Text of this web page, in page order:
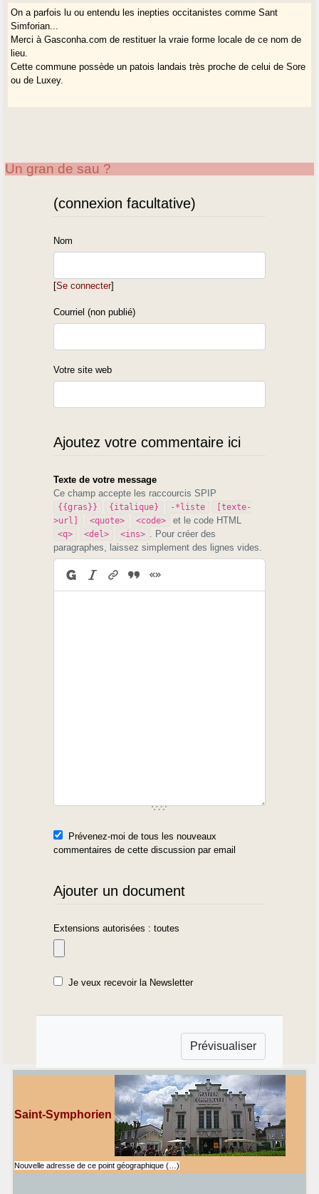
On a parfois lu ou entendu les inepties occitanistes comme Sant
Simforian...
Merci à Gasconha.com de restituer la vraie forme locale de ce nom de
lieu.
Cette commune possède un patois landais très proche de celui de Sore
ou de Luxey.
Un gran de sau ?
(connexion facultative)
Nom
[Se connecter]
Courriel (non publié)
Votre site web
Ajoutez votre commentaire ici
Texte de votre message
Ce champ accepte les raccourcis SPIP
{{gras}} {italique} -*liste
[texte-
>url]
<quote> <code> et le code HTML
<q> <del> <ins>
. Pour créer des
paragraphes, laissez simplement des lignes vides.
Prévenez-moi de tous les nouveaux
commentaires de cette discussion par email
Ajouter un document
Extensions autorisées : toutes
Je veux recevoir la Newsletter
Saint-Symphorien
Nouvelle adresse de ce point géographique (…)